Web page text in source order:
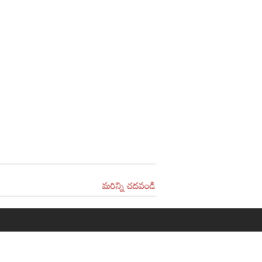
మరిన్ని చదవండి